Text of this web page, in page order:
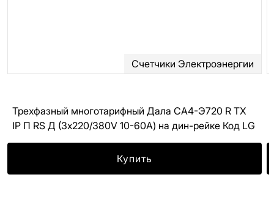
Счетчики Электроэнергии
Трехфазный многотарифный Дала CA4-Э720 R ТХ
IР П RS Д (3x220/380V 10-60A) на дин-рейке Код LG
Купить